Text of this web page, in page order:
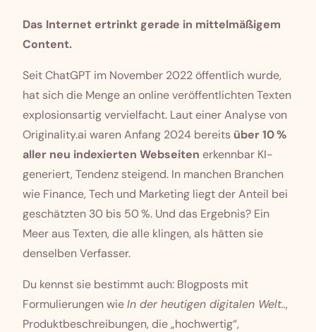
Das Internet ertrinkt gerade in mittelmäßigem
Content.
Seit ChatGPT im November 2022 öffentlich wurde,
hat sich die Menge an online veröffentlichten Texten
explosionsartig vervielfacht. Laut einer Analyse von
Originality.ai waren Anfang 2024 bereits über 10 %
aller neu indexierten Webseiten erkennbar KI-
generiert, Tendenz steigend. In manchen Branchen
wie Finance, Tech und Marketing liegt der Anteil bei
geschätzten 30 bis 50 %. Und das Ergebnis? Ein
Meer aus Texten, die alle klingen, als hätten sie
denselben Verfasser.
Du kennst sie bestimmt auch: Blogposts mit
FormulierungenwieIn der heutigen digitalen Welt..,
Produktbeschreibungen, die „hochwertig“,